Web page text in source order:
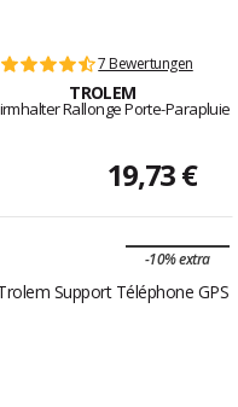
7 Bewertungen
TROLEM
Rallonge Porte-Parapluie
19,73 €
-10% extra